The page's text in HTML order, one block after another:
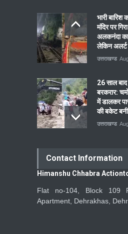
भारी बारिश
मंदिर पर
अलकनंदा
लेकिन अलर्ट
उत्तराखण्ड
26 साल बाद
बरकरार:
में डालकर
की बकेट बनी
उत्तराखण्ड
Contact Information
Himanshu Chhabra
Flat no-104, Block 109
Apartment, Dehrakhas,